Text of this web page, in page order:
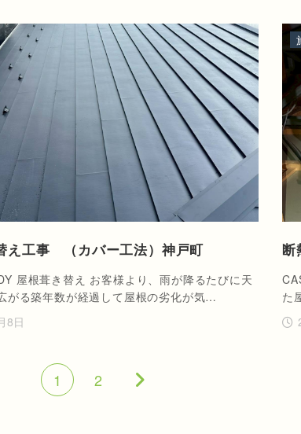
え工事 （カバー工法）神戸町
屋根葺き替え お客様より、雨が降るたびに天
がる築年数が経過して屋根の劣化が気…
8日
断
た
1 2